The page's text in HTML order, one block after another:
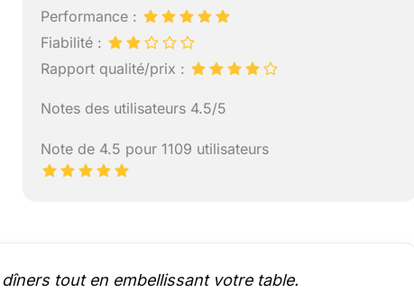
Performance :
Fiabilité :
Rapport qualité/prix :
Notes des utilisateurs 4.5/5
Note de 4.5 pour 1109 utilisateurs
tout en embellissant votre table.